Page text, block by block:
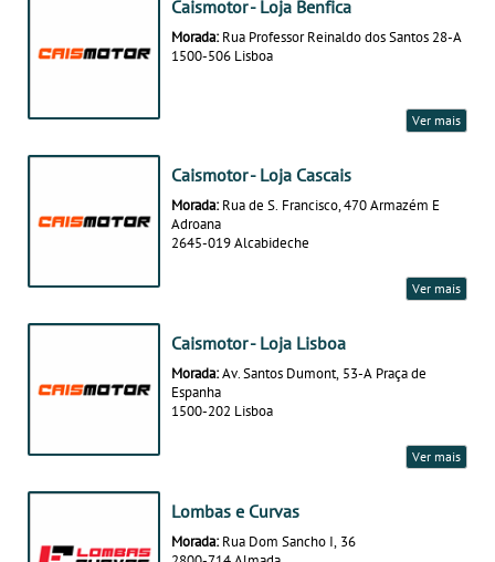
Caismotor - Loja Benfica
Morada: Rua Professor Reinaldo dos Santos 28-A
1500-506 Lisboa
Ver mais
Caismotor - Loja Cascais
Morada: Rua de S. Francisco, 470 Armazém E
Adroana
2645-019 Alcabideche
Ver mais
Caismotor - Loja Lisboa
Morada:Av. Santos Dumont, 53-A Praça de
Espanha
1500-202 Lisboa
Ver mais
Lombas e Curvas
Morada: Rua Dom Sancho I, 36